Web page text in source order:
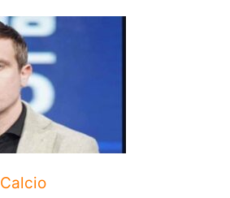
Categorie
Calcio